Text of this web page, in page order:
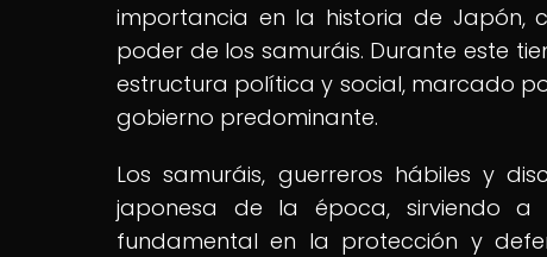
importancia en la historia de Japón,
poder de los samuráis. Durante este
estructura política y social, marcado
gobierno predominante.
Los samuráis, guerreros hábiles y
japonesa de la época, sirviendo a
fundamental en la protección y